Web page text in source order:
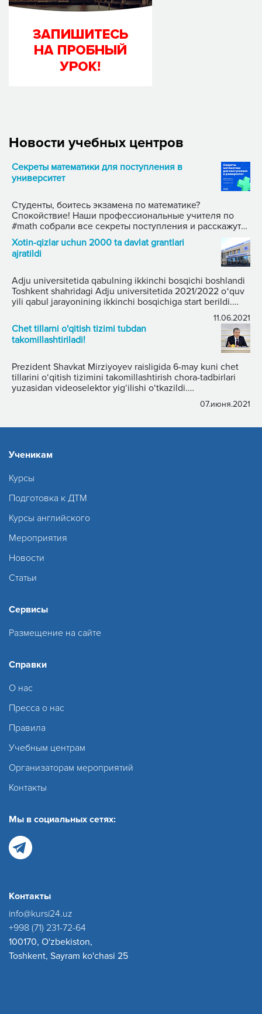
Новости учебных центров
Секреты математики для поступления в
университет
Студенты, боитесь экзамена по математике?
Спокойствие! Наши профессиональные учителя по
#math собрали все секреты поступления и расскажут
их 10- го декабря, в 17:00. Спикеры: ⚡️Исламов Лазиз.
Стаж — 7 лет. ⚡️Саломова Зарина. Стаж — 5 лет.
⚡️Курбанов Акмаль. Стаж — 6 лет. Длительность: 60
методики; 2️⃣ Как не перегореть и поддерживать
максимальную продуктивность при обучении; 3️⃣ Какие
темы учить для каждого университета страны. ✅
Xotin-qizlar uchun 2000 ta davlat grantlari
ajratildi
Adju universitetida qabulning ikkinchi bosqichi boshlandi
Toshkent shahridagi Adju universitetida 2021/2022 oʻquv
yili qabul jarayonining ikkinchi bosqichiga start berildi.
Abituriyentlar quyidagi uchta taʼlim yoʻnalishiga hujjat
topshirishlari mumkin.
11.06.2021
Chet tillarni o'qitish tizimi tubdan
takomillashtiriladi!
Prezident Shavkat Mirziyoyev raisligida 6-may kuni chet
tillarini o‘qitish tizimini takomillashtirish chora-tadbirlari
yuzasidan videoselektor yig‘ilishi o‘tkazildi.
Mamlakatimizda har yili ilm-fanning bir nechta yo‘nalishi
tanlab olinib, alohida e’tibor bilan rivojlantirilmoqda. Bu yil
belgilangan.
07.июня.2021
Ученикам
Курсы
Подготовка к ДТМ
Курсы английского
Мероприятия
Новости
Статьи
Сервисы
Размещение на сайте
Справки
О нас
Пресса о нас
Правила
Учебным центрам
Организаторам мероприятий
Контакты
Мы в социальных сетях:
Контакты
info@kursi24.uz
+998 (71) 231-72-64
100170, O'zbekiston,
Toshkent, Sayram ko'chasi 25